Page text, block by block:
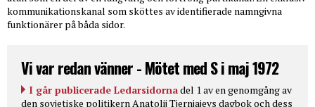
kommunikationskanal som sköttes av identifierade namngivna
funktionärer på båda sidor.
Vi var redan vänner - Mötet med S i maj 1972
I går publicerade Ledarsidornadel 1 av en genomgång av
den sovjetiske politikern Anatolij Tjernjajevs dagbok och dess